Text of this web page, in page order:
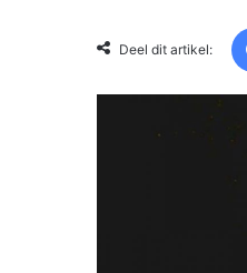
Deel dit artikel: